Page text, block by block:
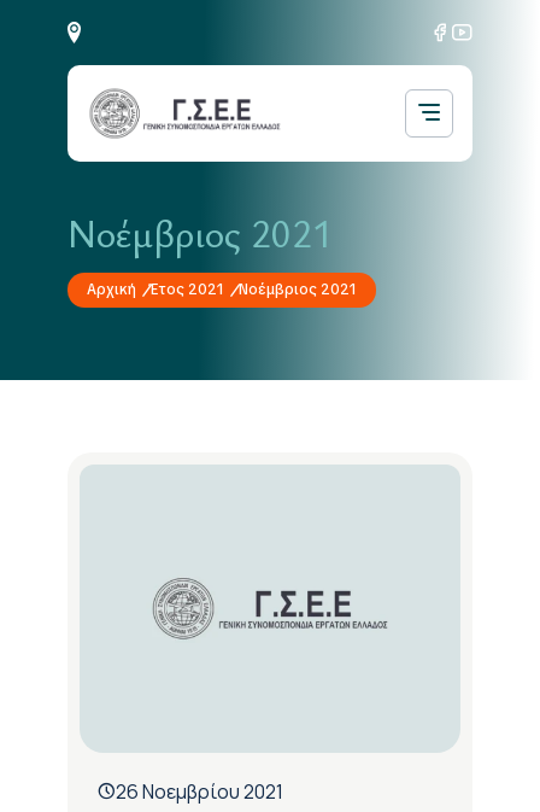
Νοέμβριος 2021
Αρχική Έτος 2021 Νοέμβριος 2021
26 Νοεμβρίου 2021